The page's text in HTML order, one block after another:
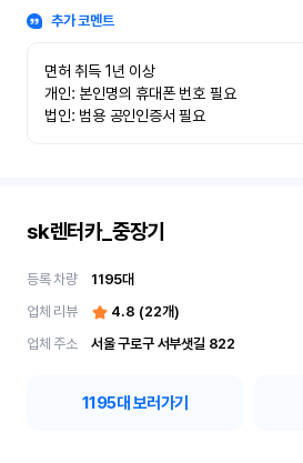
추가 코멘트
면허 취득 1년 이상
개인: 본인명의 휴대폰 번호 필요
법인: 범용 공인인증서 필요
sk렌터카_중장기
등록 차량 1195대
업체 리뷰
4.8 (22개)
업체 주소
서울 구로구 서부샛길 822
1195대 보러가기